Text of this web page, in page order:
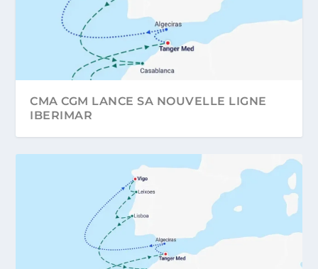
CMA CGM LANCE SA NOUVELLE LIGNE
IBERIMAR